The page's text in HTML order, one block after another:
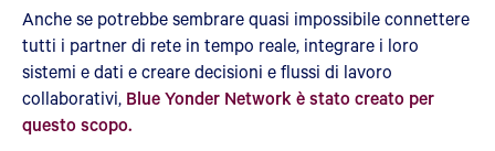
Anche se potrebbe sembrare quasi impossibile connettere
tutti i partner di rete in tempo reale, integrare i loro
sistemi e dati e creare decisioni e flussi di lavoro
collaborativi, Blue Yonder Network è stato creato per
questo scopo.